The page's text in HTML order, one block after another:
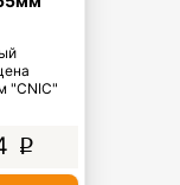
"CNIC"
p